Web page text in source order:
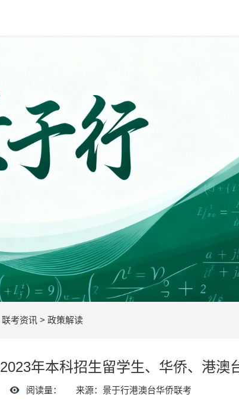
联考资讯 > 政策解读
年本科招生留学生、华侨、港澳
阅读量： 来源：景于行港澳台华侨联考